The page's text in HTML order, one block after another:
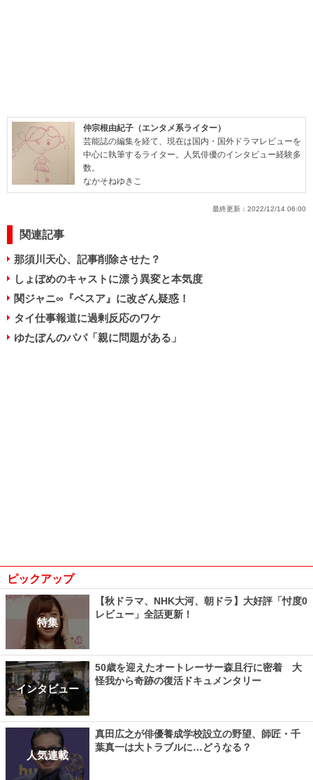
仲宗根由紀子（エンタメ系ライター）
芸能誌の編集を経て、現在は国内・国外ドラマレビューを
中心に執筆するライター。人気俳優のインタビュー経験多
数。
なかそねゆきこ
最終更新： 2022/12/14 06:00
関連記事
那須川天心、記事削除させた？
しょぼめのキャストに漂う異変と本気度
関ジャニ∞『ベスア』に改ざん疑惑！
タイ仕事報道に過剰反応のワケ
ゆたぼんのパパ「親に問題がある」
ピックアップ
特集
【秋ドラマ、NHK大河、朝ドラ】大好評「忖度0
レビュー」全話更新！
インタビュー
50歳を迎えたオートレーサー森且行に密着 大
怪我から奇跡の復活ドキュメンタリー
人気連載
真田広之が俳優養成学校設立の野望、師匠・千
葉真一は大トラブルに…どうなる？